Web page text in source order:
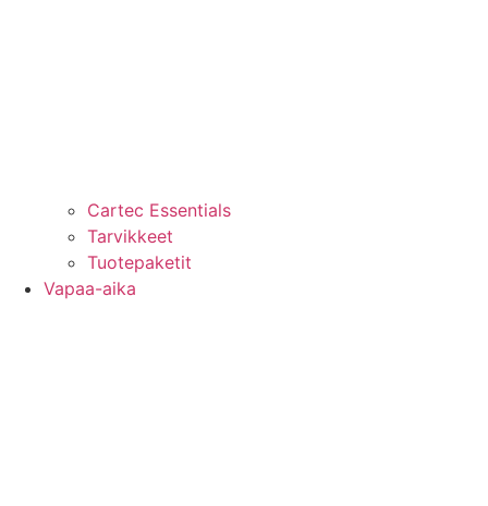
Cartec Essentials
Tarvikkeet
Tuotepaketit
Vapaa-aika